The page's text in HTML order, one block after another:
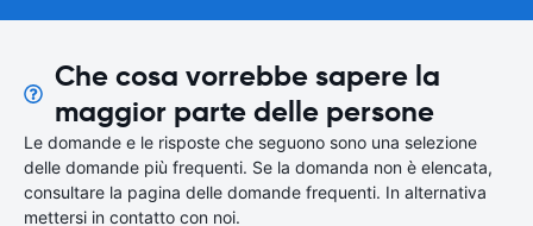
Che cosa vorrebbe sapere la
maggior parte delle persone
Le domande e le risposte che seguono sono una selezione
delle domande più frequenti. Se la domanda non è elencata,
consultare la pagina delle domande frequenti. In alternativa
mettersi in contatto con noi.